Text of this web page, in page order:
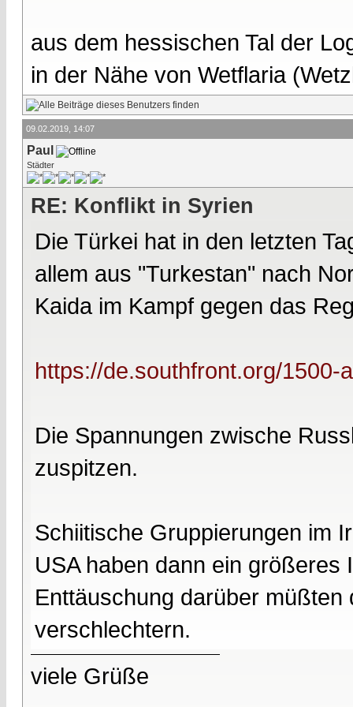
aus dem hessischen Tal der
in der Nähe von Wetflaria
09.02.2019, 14:07
Paul
Städter
RE: Konflikt in Syrien
Die Türkei hat in den letzten
allem aus "Turkestan" nach
Kaida im Kampf gegen das
https://de.southfront.org/1500-
Die Spannungen zwische
zuspitzen.
Schiitische Gruppierungen im
USA haben dann ein
Enttäuschung darüber
verschlechtern.
viele Grüße